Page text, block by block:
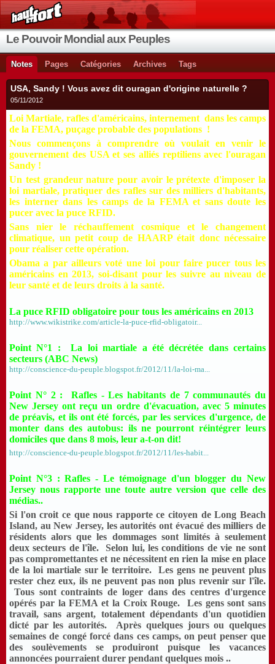
Le Pouvoir Mondial aux Peuples
Notes Pages Catégories Archives Tags
USA, Sandy ! Vous avez dit ouragan d'origine naturelle ?
05/11/2012
Loi Martiale, rafles d'américains, internement dans les camps
de la FEMA, puçage probable des populations !
Nous commençons à comprendre où voulait en venir le
gouvernement des USA et ses alliés reptiliens avec l'ouragan
Sandy !
Un test grandeur nature pour avoir le prétexte d'imposer la
loi martiale, pratiquer des rafles sur des milliers d'habitants,
les interner dans les camps de la FEMA et sans doute les
pucer avec la puce RFID.
Sans nier le réchauffement cosmique et le changement
climatique, un petit coup de HAARP était donc nécessaire
pour réaliser cette opération.
Obama a par ailleurs voté une loi pour faire pucer tous les
américains en 2013, soi-disant pour les suivre au niveau de
leur santé et de leurs droits à la santé.
La puce RFID obligatoire pour tous les américains en 2013
http://www.wikistrike.com/article-la-puce-rfid-obligatoir...
Point N°1 : La loi martiale a été décrétée dans certains
secteurs (ABC News)
http://conscience-du-peuple.blogspot.fr/2012/11/la-loi-ma...
Point N° 2 : Rafles - Les habitants de 7 communautés du
New Jersey ont reçu un ordre d'évacuation, avec 5 minutes
de préavis, et ils ont été forcés, par les services d'urgence, de
monter dans des autobus: ils ne pourront réintégrer leurs
domiciles que dans 8 mois, leur a-t-on dit!
http://conscience-du-peuple.blogspot.fr/2012/11/les-habit...
Point N°3 : Rafles - Le témoignage d'un blogger du New
Jersey nous rapporte une toute autre version que celle des
médias..
Si l'on croit ce que nous rapporte ce citoyen de Long Beach
Island, au New Jersey, les autorités ont évacué des milliers de
résidents alors que les dommages sont limités à seulement
deux secteurs de l'île. Selon lui, les conditions de vie ne sont
pas compromettantes et ne nécessitent en rien la mise en place
de la loi martiale sur le territoire. Les gens ne peuvent plus
rester chez eux, ils ne peuvent pas non plus revenir sur l'île.
Tous sont contraints de loger dans des centres d'urgence
opérés par la FEMA et la Croix Rouge. Les gens sont sans
travail, sans argent, totalement dépendants d'un quotidien
dicté par les autorités. Après quelques jours ou quelques
semaines de congé forcé dans ces camps, on peut penser que
des soulèvements se produiront puisque les vacances
annoncées pourraient durer pendant quelques mois ..